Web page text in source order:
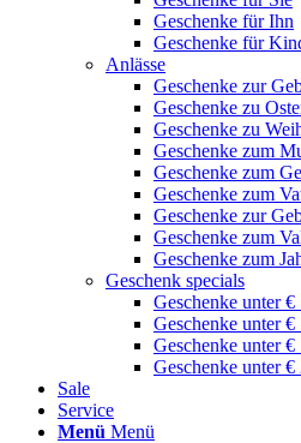
Geschenke für Ihn
Geschenke für
Anlässe
Geschenke zur
Geschenke zu
Geschenke zu
Geschenke zum
Geschenke zum
Geschenke zum
Geschenke zur
Geschenke zum
Geschenke zum
Geschenk specials
Geschenke unter €
Geschenke unter €
Geschenke unter €
Geschenke unter €
Sale
Service
Menü Menü